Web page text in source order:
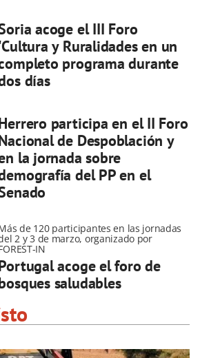
acoge el III Foro
'Cultura y Ruralidades en un
programa durante
días
participa en el II Foro
de Despoblación y
la jornada sobre
del PP en el
de 120 participantes en las jornadas
2 y 3 de marzo, organizado por
IN
acoge el foro de
saludables